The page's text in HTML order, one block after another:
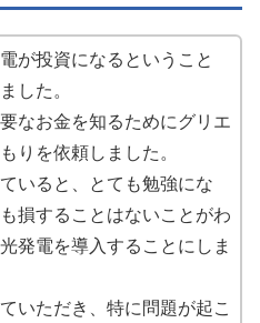
が投資になるということ
した。
なお金を知るためにグリエ
りを依頼しました。
いると、とても勉強にな
損することはないことがわ
発電を導入することにしま
いただき、特に問題が起こ